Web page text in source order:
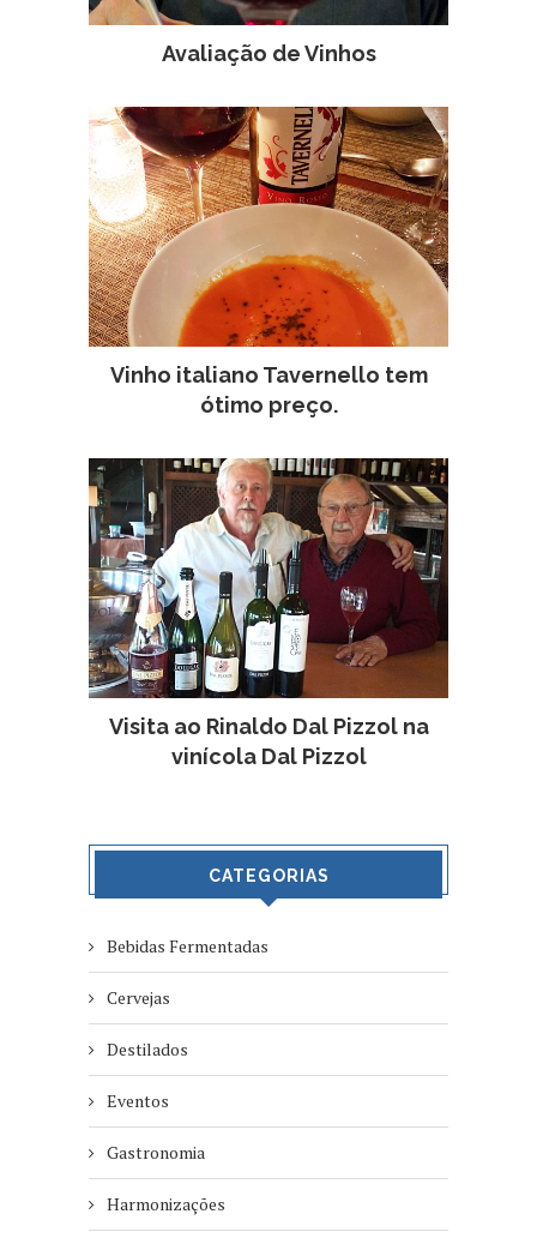
Avaliação de Vinhos
Vinho italiano Tavernello tem
ótimo preço.
Visita ao Rinaldo Dal Pizzol na
vinícola Dal Pizzol
CATEGORIAS
Bebidas Fermentadas
Cervejas
Destilados
Eventos
Gastronomia
Harmonizações